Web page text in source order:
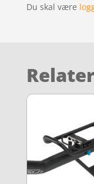
Du skal være